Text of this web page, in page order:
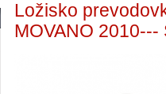
Ložisko
MOVANO 2010---